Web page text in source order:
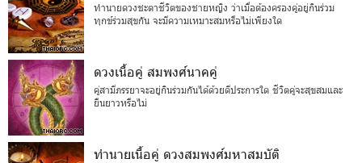
ทำนายดวงชะตาชีวิตของชายหญิง ว่าเมื่อต้องครองคู่อยู่กินร่วม
ทุกข์ร่วมสุขกัน จะมีความเหมาะสมหรือไม่เพียงใด
ดวงเนื้อคู่ สมพงศ์นาคคู่
คู่สามีภรรยาจะอยู่กินร่วมกันได้ด้วยดีประการใด ชีวิตคู่จะสุขสมและ
ยืนยาวหรือไม่
ทำนายเนื้อคู่ ดวงสมพงศ์มหาสมบัติ